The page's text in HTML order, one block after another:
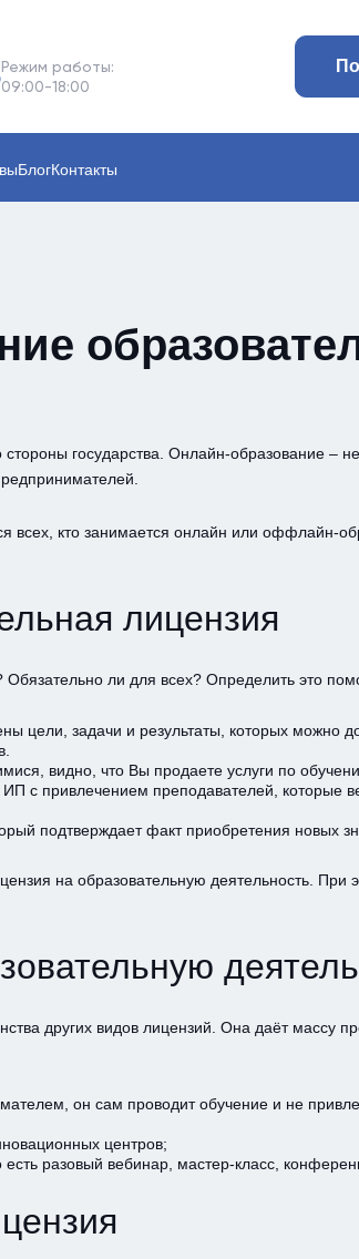
Режим работы:
09:00-18:00
БлогКонтакты
государства. Онлайн-образование –
всех, кто занимается онлайн или оффлайн-
лицензия
ли для всех? Определить это
цели, задачи и результаты, которых можно
видно, что Вы продаете услуги по
с привлечением преподавателей,
подтверждает факт приобретения новых
на образовательную деятельность.
других видов лицензий. Она даёт массу
он сам проводит обучение и не
центров;
разовый вебинар, мастер-класс,